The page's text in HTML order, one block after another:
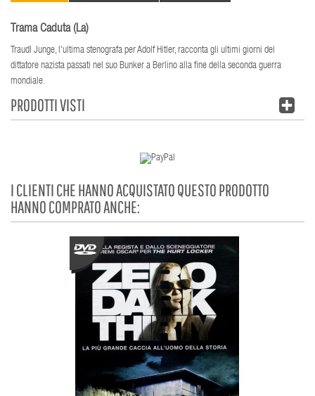
Trama Caduta (La)
Traudl Junge, l'ultima stenografa per Adolf Hitler, racconta gli ultimi giorni del
dittatore nazista passati nel suo Bunker a Berlino alla fine della seconda guerra
mondiale.
PRODOTTI VISTI
I CLIENTI CHE HANNO ACQUISTATO QUESTO PRODOTTO
HANNO COMPRATO ANCHE: